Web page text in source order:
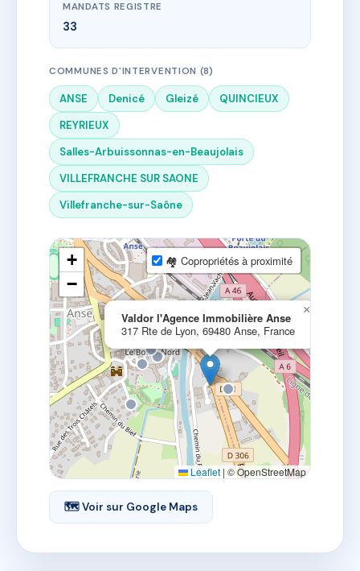
MANDATS REGISTRE
33
COMMUNES D'INTERVENTION (8)
ANSE Denicé Gleizé
QUINCIEUX
REYRIEUX
Salles-Arbuissonnas-en-Beaujolais
VILLEFRANCHE SUR SAONE
Villefranche-sur-Saône
Valdor l'Agence Immobilière Anse
317 Rte de Lyon, 69480 Anse, France
×
+
−
🏘 Copropriétés à proximité
Leaflet | © OpenStreetMap
🗺 Voir sur Google Maps